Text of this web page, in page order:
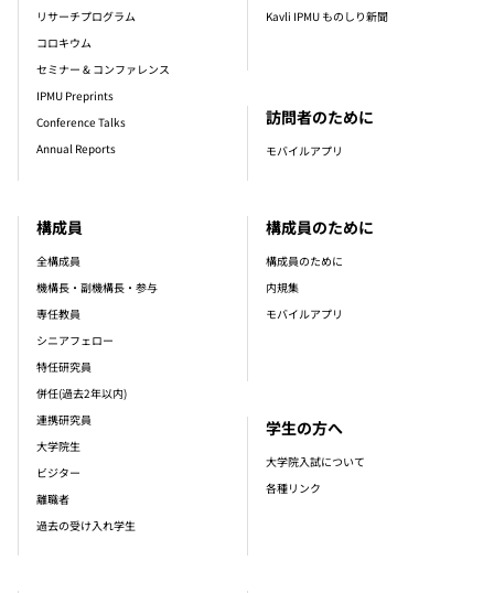
構成員
全構成員
機構長・副機構長・参与
専任教員
シニアフェロー
特任研究員
併任(過去2年以内)
連携研究員
大学院生
ビジター
離職者
過去の受け入れ学生
リサーチプログラム
コロキウム
セミナー & コンファレンス
IPMU Preprints
Conference Talks
Annual Reports
Kavli IPMU ものしり新聞
訪問者のために
モバイルアプリ
構成員のために
構成員のために
内規集
モバイルアプリ
学生の方へ
大学院入試について
各種リンク